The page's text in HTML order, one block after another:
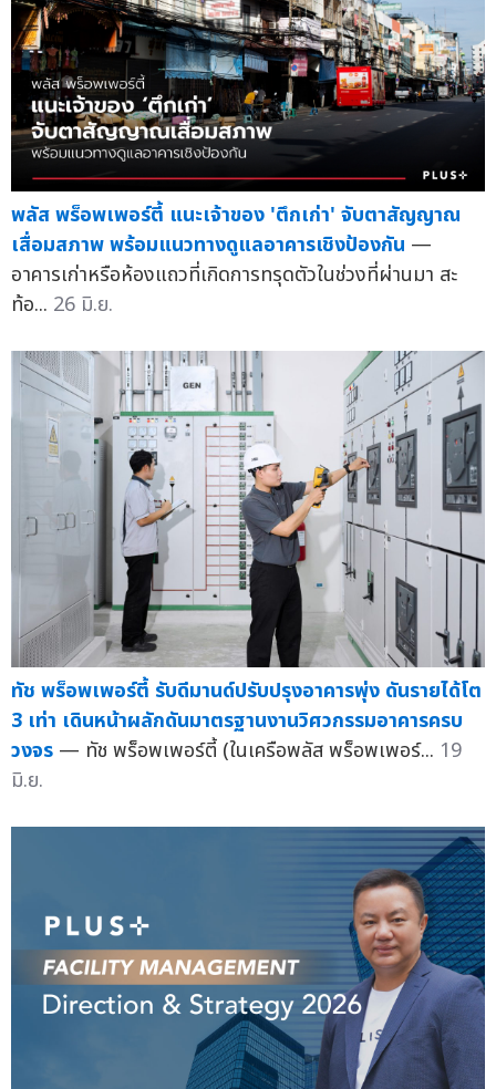
พลัส พร็อพเพอร์ตี้ แนะเจ้าของ 'ตึกเก่า' จับตาสัญญาณ
เสื่อมสภาพ พร้อมแนวทางดูแลอาคารเชิงป้องกัน —
อาคารเก่าหรือห้องแถวที่เกิดการทรุดตัวในช่วงที่ผ่านมา สะ
ท้อ... 26 มิ.ย.
ทัช พร็อพเพอร์ตี้ รับดีมานด์ปรับปรุงอาคารพุ่ง ดันรายได้โต
3 เท่า เดินหน้าผลักดันมาตรฐานงานวิศวกรรมอาคารครบ
วงจร — ทัช พร็อพเพอร์ตี้ (ในเครือพลัส พร็อพเพอร์... 19
มิ.ย.